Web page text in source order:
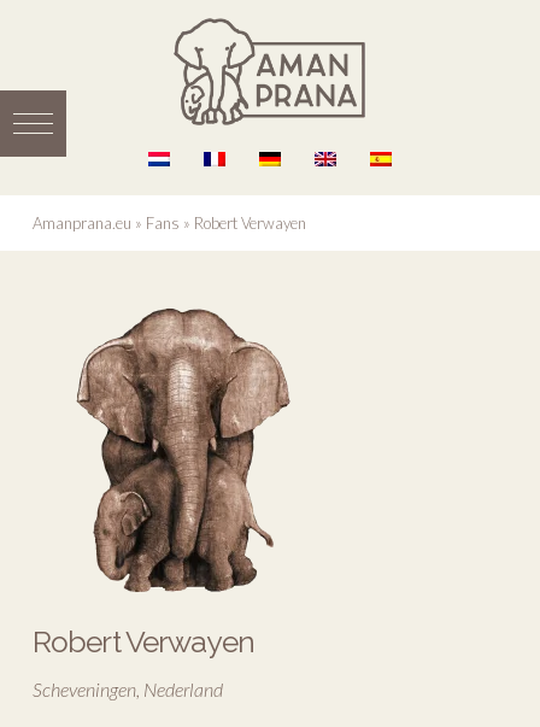
Amanprana.eu » Fans » Robert Verwayen
Robert Verwayen
Scheveningen, Nederland